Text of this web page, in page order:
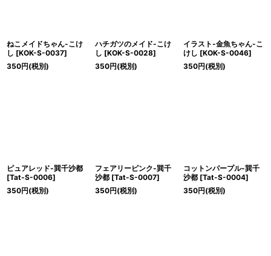
ねこメイドちゃん-こけ
し [KOK-S-0037]
350円(税別)
ハチガツのメイド-こけ
し [KOK-S-0028]
350円(税別)
イラスト-金魚ちゃん-こ
けし [KOK-S-0046]
350円(税別)
ピュアレッド-巽千沙都
[Tat-S-0006]
350円(税別)
フェアリーピンク-巽千
沙都 [Tat-S-0007]
350円(税別)
コットンパープル-巽千
沙都 [Tat-S-0004]
350円(税別)